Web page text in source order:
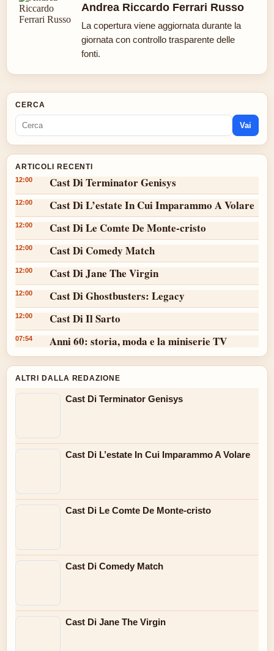
Andrea Riccardo Ferrari Russo
La copertura viene aggiornata durante la
giornata con controllo trasparente delle
fonti.
CERCA
Vai
ARTICOLI RECENTI
12:00 Cast Di Terminator Genisys
12:00 Cast Di L’estate In Cui Imparammo A Volare
12:00 Cast Di Le Comte De Monte-cristo
12:00 Cast Di Comedy Match
12:00 Cast Di Jane The Virgin
12:00 Cast Di Ghostbusters: Legacy
12:00 Cast Di Il Sarto
07:54 Anni 60: storia, moda e la miniserie TV
ALTRI DALLA REDAZIONE
Cast Di Terminator Genisys
Cast Di L’estate In Cui Imparammo A Volare
Cast Di Le Comte De Monte-cristo
Cast Di Comedy Match
Cast Di Jane The Virgin